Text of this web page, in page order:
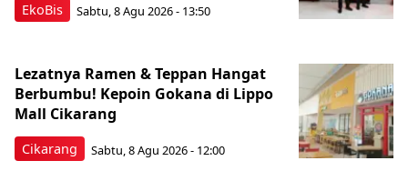
EkoBis Sabtu, 8 Agu 2026 - 13:50
Cikarang
Lezatnya Ramen & Teppan Hangat
Berbumbu! Kepoin Gokana di Lippo
Mall Cikarang
Sabtu, 8 Agu 2026 - 12:00